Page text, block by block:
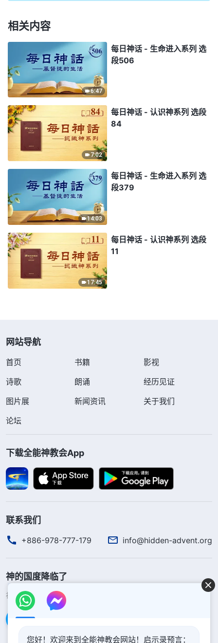
相关内容
6:47
每日神话 - 生命进入系列 选
段506
7:02
每日神话 - 认识神系列 选段
84
14:03
每日神话 - 生命进入系列 选
段379
17:45
每日神话 - 认识神系列 选段
11
网站导航
首页 书籍
影视
诗歌
朗诵
经历见证
图片展
新闻资讯
关于我们
论坛
下载全能神教会App
联系我们
+886-978-777-179 info@hidden-advent.org
神的国度降临了
神的国度已经降临在人间！你想进入神的国度吗？
通过Messenger联系我们
您好！欢迎来到全能神教会网站！启示录预言：